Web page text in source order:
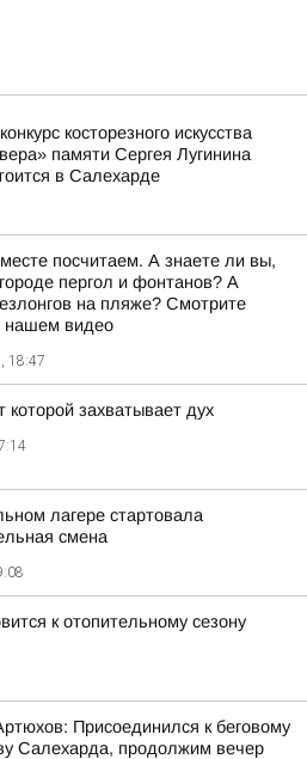
косторезного искусства
памяти Сергея Лугинина
в Салехарде
посчитаем. А знаете ли вы,
пергол и фонтанов? А
на пляже? Смотрите
нашем видео
18:47
которой захватывает дух
лагере стартовала
смена
к отопительному сезону
Присоединился к беговому
Салехарда, продолжим вечер